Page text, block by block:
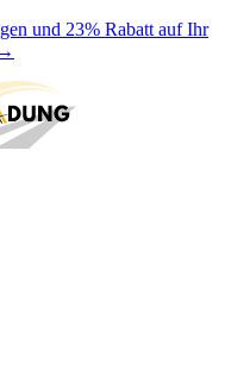
und 23% Rabatt auf Ihr
→